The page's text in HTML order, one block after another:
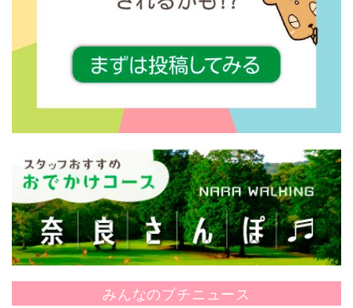
みんなのプチニュース